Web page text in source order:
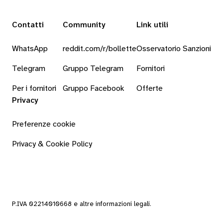
Contatti
WhatsApp
Telegram
Per i fornitori
Community
reddit.com/r/bollette
Gruppo Telegram
Gruppo Facebook
Link utili
Osservatorio Sanzioni
Fornitori
Offerte
Privacy
Preferenze cookie
Privacy & Cookie Policy
P.IVA 02214010668 e altre informazioni legali.